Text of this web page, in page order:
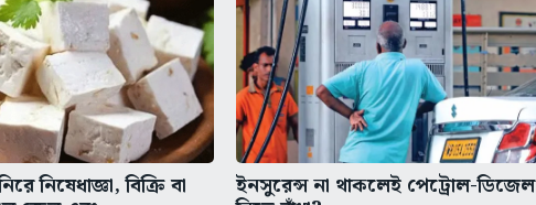
নিষেধাজ্ঞা, বিক্রি বা ইনসুরেন্স না থাকলেই পেট্রোল-ডিজেল